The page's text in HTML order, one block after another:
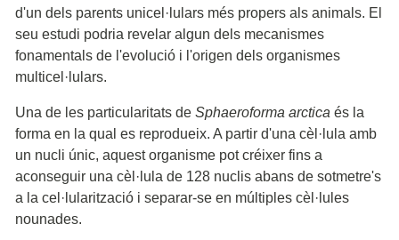
d'un dels parents unicel·lulars més propers als animals. El
seu estudi podria revelar algun dels mecanismes
fonamentals de l'evolució i l'origen dels organismes
multicel·lulars.
Una de les particularitats de Sphaeroforma arctica és la
forma en la qual es reprodueix. A partir d'una cèl·lula amb
un nucli únic, aquest organisme pot créixer fins a
aconseguir una cèl·lula de 128 nuclis abans de sotmetre's
a la cel·lularització i separar-se en múltiples cèl·lules
nounades.